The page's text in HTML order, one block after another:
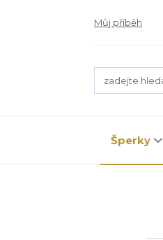
Můj příběh
Šperky